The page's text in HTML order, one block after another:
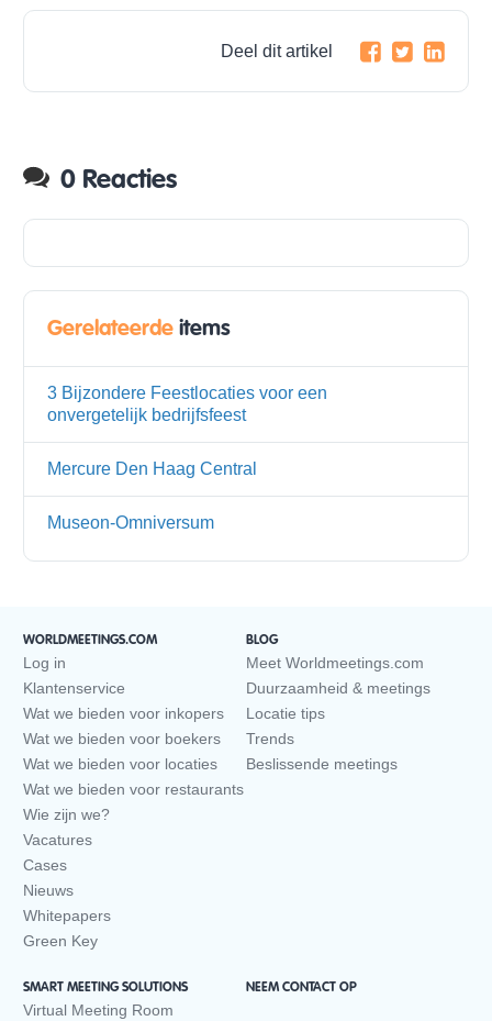
Deel dit artikel
0 Reacties
Gerelateerde items
3 Bijzondere Feestlocaties voor een
onvergetelijk bedrijfsfeest
Mercure Den Haag Central
Museon-Omniversum
WORLDMEETINGS.COM
Log in
Klantenservice
Wat we bieden voor inkopers
Wat we bieden voor boekers
Wat we bieden voor locaties
Wat we bieden voor restaurants
Wie zijn we?
Vacatures
Cases
Nieuws
Whitepapers
Green Key
BLOG
Meet Worldmeetings.com
Duurzaamheid & meetings
Locatie tips
Trends
Beslissende meetings
SMART MEETING SOLUTIONS
Virtual Meeting Room
NEEM CONTACT OP